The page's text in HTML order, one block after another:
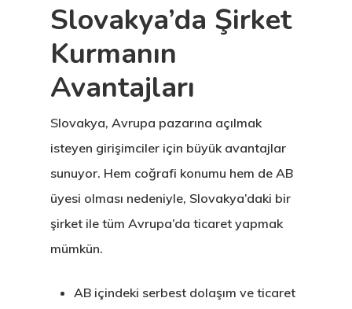
Slovakya’da Şirket
Kurmanın
Avantajları
Slovakya, Avrupa pazarına açılmak
isteyen girişimciler için büyük avantajlar
sunuyor. Hem coğrafi konumu hem de AB
üyesi olması nedeniyle, Slovakya’daki bir
şirket ile tüm Avrupa’da ticaret yapmak
mümkün.
AB içindeki serbest dolaşım ve ticaret